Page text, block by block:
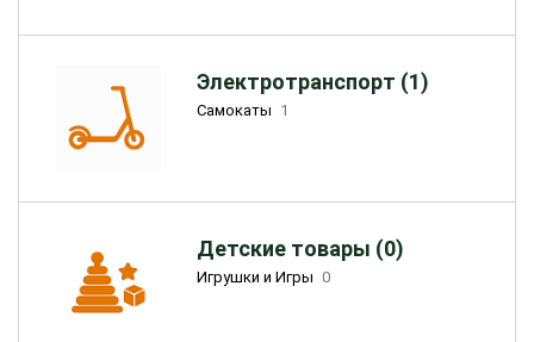
Электротранспорт (1)
Самокаты 1
Детские товары (0)
Игрушки и Игры 0